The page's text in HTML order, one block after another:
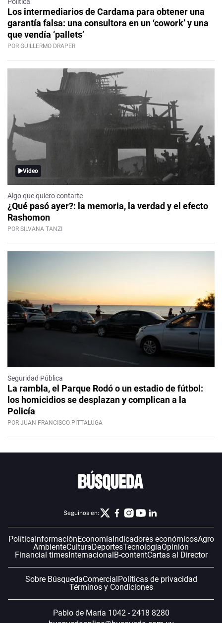
Política
Los intermediarios de Cardama para obtener una
garantía falsa: una consultora en un ‘cowork’ y una
que vendía ‘pallets’
POR GUILLERMO DRAPER
Video
Algo que quiero contarte
¿Qué pasó ayer?: la memoria, la verdad y el efecto
Rashomon
POR SILVANA TANZI
Seguridad Pública
La rambla, el Parque Rodó o un estadio de fútbol:
los homicidios se desplazan y complican a la
Policía
POR JUAN FRANCISCO PITTALUGA
Seguinos en:
Política InformaciónEconomía Indicadores económicosAgro
AmbienteCulturaDeportesTecnologíaOpinión
Financial timesInternacional B-contentCartas al Director
Sobre BúsquedaComercial Políticas de privacidad
Términos y Condiciones
Pablo de María 1042 - 2418 8280